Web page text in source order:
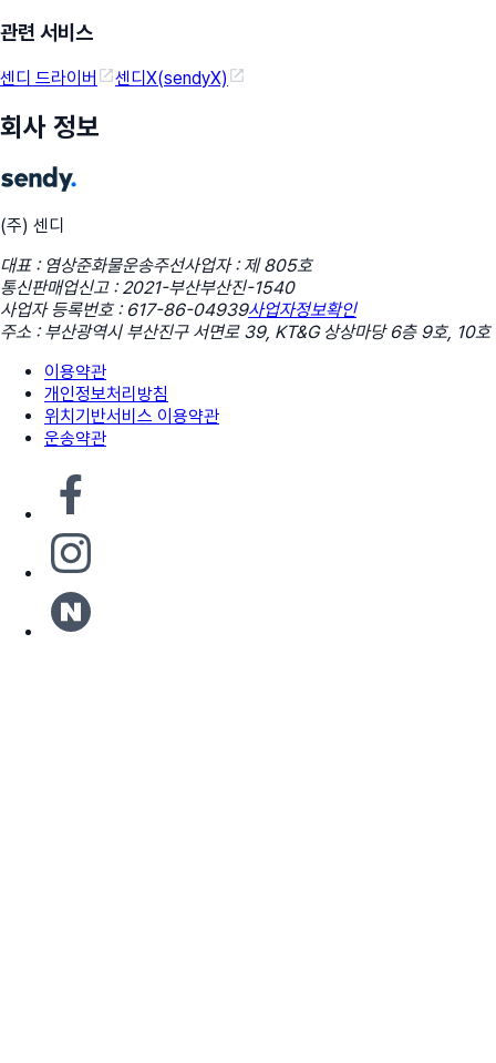
관련 서비스
센디 드라이버 센디X(sendyX)
회사 정보
(주) 센디
대표 : 염상준화물운송주선사업자 : 제 805호
통신판매업신고 : 2021-부산부산진-1540
사업자 등록번호 : 617-86-04939사업자정보확인
주소 : 부산광역시 부산진구 서면로 39, KT&G 상상마당 6층 9호, 10호
이용약관
개인정보처리방침
위치기반서비스 이용약관
운송약관